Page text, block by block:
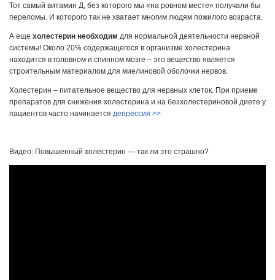
Тот самый витамин Д, без которого мы «на ровном месте» получали бы
переломы. И которого так не хватает многим людям пожилого возраста.
А еще холестерин необходим для нормальной деятельности нервной
системы! Около 20% содержащегося в организме холестерина
находится в головном и спинном мозге – это вещество является
строительным материалом для миелиновой оболочки нервов.
Холестерин – питательное вещество для нервных клеток. При приеме
препаратов для снижения холестерина и на безхолестериновой диете у
пациентов часто начинается депрессия >>
Видео: Повышенный холестерин — так ли это страшно?